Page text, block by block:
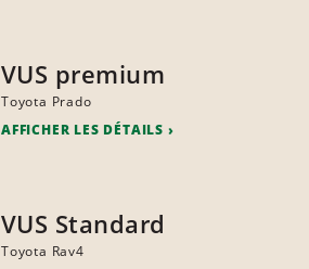
VUS premium
Toyota Prado
AFFICHER LES DÉTAILS
VUS Standard
Toyota Rav4